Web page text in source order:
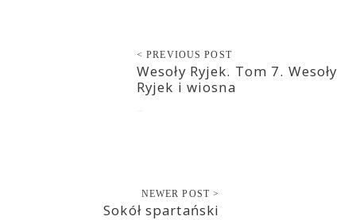
< PREVIOUS POST
Wesoły Ryjek. Tom 7. Wesoły
Ryjek i wiosna
NEWER POST >
Sokół spartański